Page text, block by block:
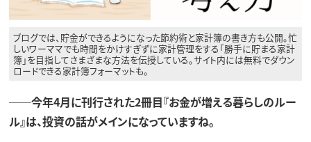
ブログでは、貯金ができるようになった節約術と家計簿の書き方も公開。忙
しいワーママでも時間をかけすぎずに家計管理をする「勝手に貯まる家計
簿」を目指してさまざまな方法を伝授している。サイト内には無料でダウン
ロードできる家計簿フォーマットも。
──今年4月に刊行された2冊目『お金が増える暮らしのルー
ル』は、投資の話がメインになっていますね。